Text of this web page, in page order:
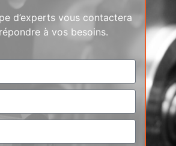
d’experts vous contactera
à vos besoins.